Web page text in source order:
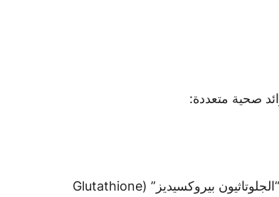
صحية متعددة:
(Selenium). يمثل السيلينيوم عنصراً شريكاً أساسياً لتنشيط إنزيم “الجلوتاثيون بيروكسيديز” (Glutathione